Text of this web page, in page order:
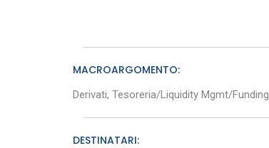
MACROARGOMENTO:
Derivati, Tesoreria/Liquidity Mgmt/Funding
DESTINATARI: